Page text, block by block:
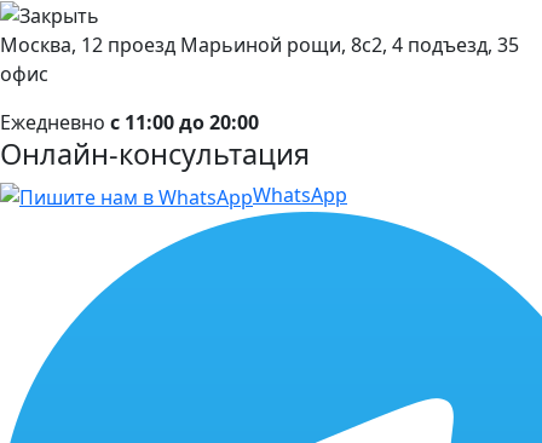
Москва, 12 проезд Марьиной рощи, 8с2, 4 подъезд, 35
офис
Ежедневно с 11:00 до 20:00
Онлайн-консультация
WhatsApp